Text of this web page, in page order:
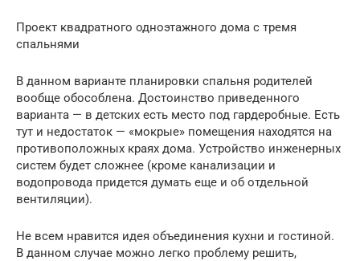
Проект квадратного одноэтажного дома с тремя
спальнями
В данном варианте планировки спальня родителей
вообще обособлена. Достоинство приведенного
варианта — в детских есть место под гардеробные. Есть
тут и недостаток — «мокрые» помещения находятся на
противоположных краях дома. Устройство инженерных
систем будет сложнее (кроме канализации и
водопровода придется думать еще и об отдельной
вентиляции).
Не всем нравится идея объединения кухни и гостиной.
В данном случае можно легко проблему решить,